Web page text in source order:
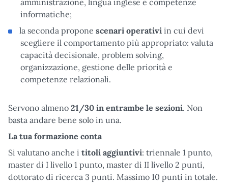
informatiche;
la seconda propone scenari operativi in cui devi
scegliere il comportamento più appropriato: valuta
capacità decisionale, problem solving,
organizzazione, gestione delle priorità e
competenze relazionali.
Servono almeno 21/30 in entrambe le sezioni. Non
basta andare bene solo in una.
La tua formazione conta
Si valutano anche i titoli aggiuntivi: triennale 1 punto,
master di I livello 1 punto, master di II livello 2 punti,
dottorato di ricerca 3 punti. Massimo 10 punti in totale.